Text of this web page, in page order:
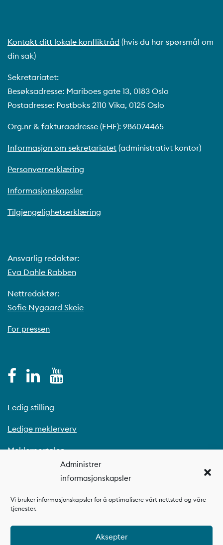
Administrer
informasjonskapsler
Vi bruker informasjonskapsler for å optimalisere vårt nettsted og våre
tjenester.
Aksepter
Kontakt ditt lokale konfliktråd (hvis du har spørsmål om
din sak)
Sekretariatet:
Besøksadresse: Mariboes gate 13, 0183 Oslo
Postadresse: Postboks 2110 Vika, 0125 Oslo
Org.nr & fakturaadresse (EHF): 986074465
Informasjon om sekretariatet (administrativt kontor)
Personvernerklæring
Informasjonskapsler
Tilgjengelighetserklæring
Ansvarlig redaktør:
Eva Dahle Rabben
Nettredaktør:
Sofie Nygaard Skeie
For pressen
Ledig stilling
Ledige meklerverv
Meklerportalen